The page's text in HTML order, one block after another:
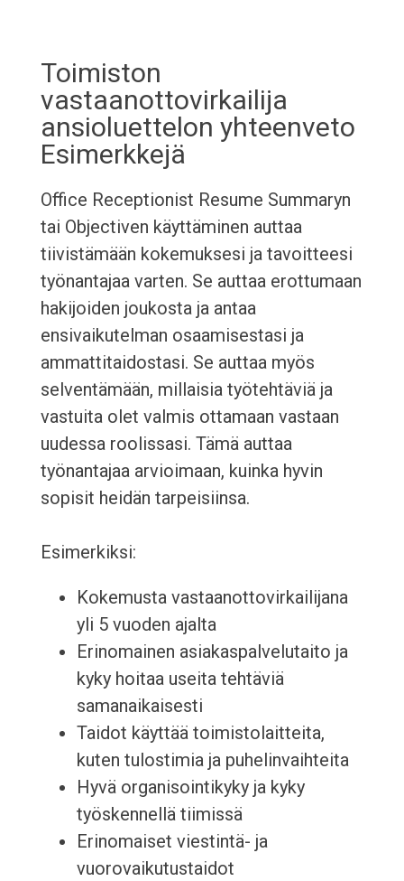
Toimiston
vastaanottovirkailija
ansioluettelon yhteenveto
Esimerkkejä
Office Receptionist Resume Summaryn
tai Objectiven käyttäminen auttaa
tiivistämään kokemuksesi ja tavoitteesi
työnantajaa varten. Se auttaa erottumaan
hakijoiden joukosta ja antaa
ensivaikutelman osaamisestasi ja
ammattitaidostasi. Se auttaa myös
selventämään, millaisia työtehtäviä ja
vastuita olet valmis ottamaan vastaan
uudessa roolissasi. Tämä auttaa
työnantajaa arvioimaan, kuinka hyvin
sopisit heidän tarpeisiinsa.
Esimerkiksi:
Kokemusta vastaanottovirkailijana
yli 5 vuoden ajalta
Erinomainen asiakaspalvelutaito ja
kyky hoitaa useita tehtäviä
samanaikaisesti
Taidot käyttää toimistolaitteita,
kuten tulostimia ja puhelinvaihteita
Hyvä organisointikyky ja kyky
työskennellä tiimissä
Erinomaiset viestintä- ja
vuorovaikutustaidot